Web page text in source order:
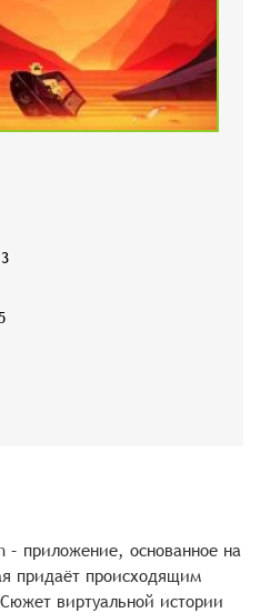
– приложение, основанное на
придаёт происходящим
виртуальной истории